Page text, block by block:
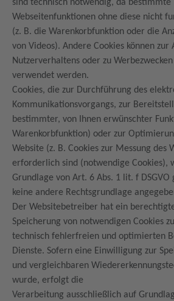
sind technisch notwendig, da bestimmte
Webseitenfunktionen ohne diese nicht
(z. B. die Warenkorbfunktion oder die
von Videos). Andere Cookies können zur
Nutzerverhaltens oder zu Werbezwecken
verwendet werden.
Cookies, die zur Durchführung des
Kommunikationsvorgangs, zur
bestimmter, von Ihnen erwünschter
Warenkorbfunktion) oder zur
Website (z. B. Cookies zur Messung des
erforderlich sind (notwendige Cookies),
Grundlage von Art. 6 Abs. 1 lit. f
keine andere Rechtsgrundlage
Der Websitebetreiber hat ein
Speicherung von notwendigen Cookies
technisch fehlerfreien und optimierten
Dienste. Sofern eine Einwilligung zur
und vergleichbaren
wurde, erfolgt die
Verarbeitung ausschließlich auf